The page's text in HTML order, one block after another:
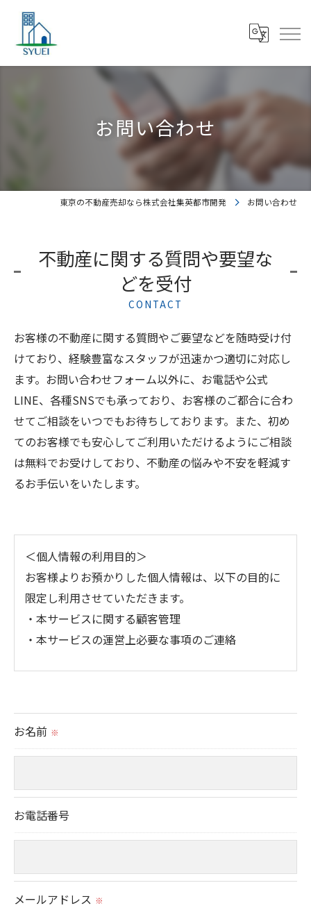
お問い合わせ
東京の不動産売却なら株式会社集英都市開発 お問い合わせ
不動産に関する質問や要望な
どを受付
CONTACT
お客様の不動産に関する質問やご要望などを随時受け付
けており、経験豊富なスタッフが迅速かつ適切に対応し
ます。お問い合わせフォーム以外に、お電話や公式
LINE、各種SNSでも承っており、お客様のご都合に合わ
せてご相談をいつでもお待ちしております。また、初め
てのお客様でも安心してご利用いただけるようにご相談
は無料でお受けしており、不動産の悩みや不安を軽減す
るお手伝いをいたします。
＜個人情報の利用目的＞
お客様よりお預かりした個人情報は、以下の目的に
限定し利用させていただきます。
・本サービスに関する顧客管理
・本サービスの運営上必要な事項のご連絡
られた場合を除き、
当社では、利用目的の達成に必要な範囲において、
お名前 ※
お電話番号
メールアドレス ※